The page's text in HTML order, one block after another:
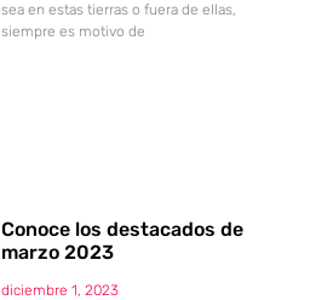
sea en estas tierras o fuera de ellas,
siempre es motivo de
Conoce los destacados de
marzo 2023
diciembre 1, 2023